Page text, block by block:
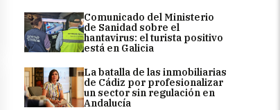
Comunicado del Ministerio
de Sanidad sobre el
hantavirus: el turista positivo
está en Galicia
La batalla de las inmobiliarias
de Cádiz por profesionalizar
un sector sin regulación en
Andalucía